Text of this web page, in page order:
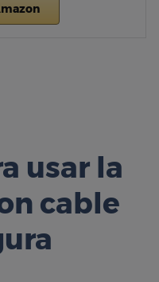
usar la
cable